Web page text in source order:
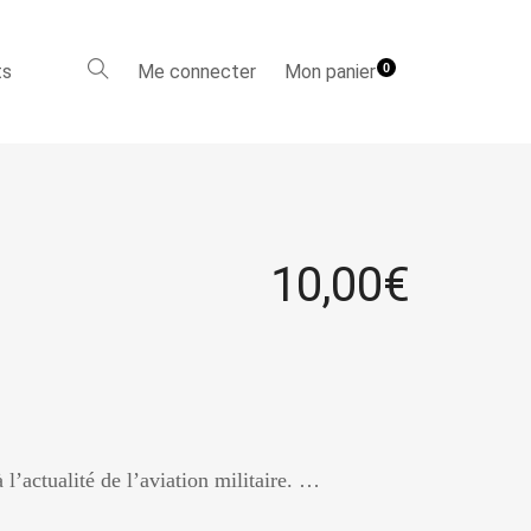
Me connecter Mon panier0
10,00€
l’actualité de l’aviation militaire. …